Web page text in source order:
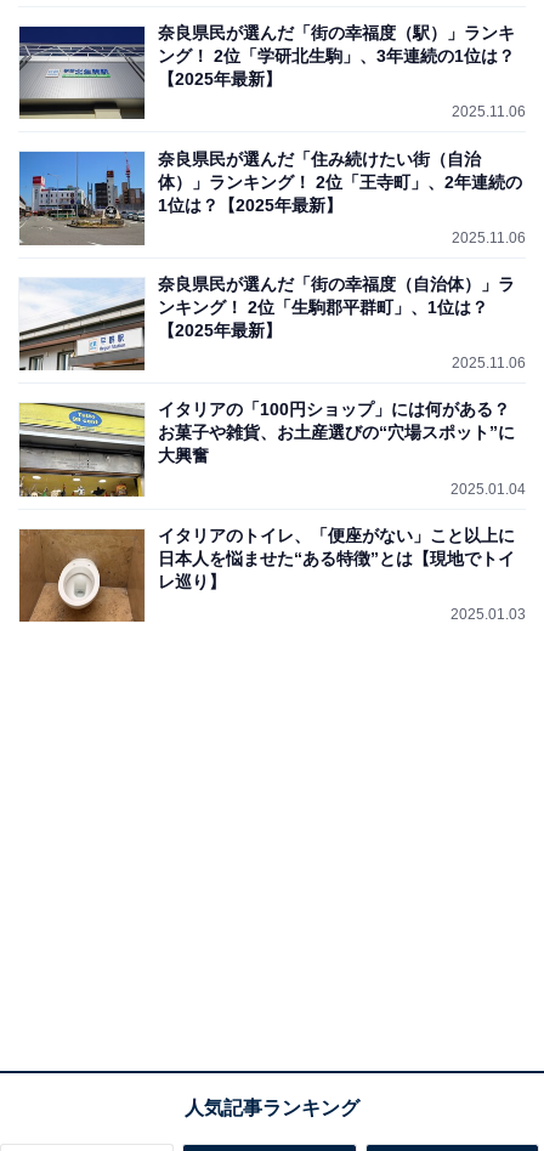
奈良県民が選んだ「街の幸福度（駅）」ランキ
ング！ 2位「学研北生駒」、3年連続の1位は？
【2025年最新】
2025.11.06
奈良県民が選んだ「住み続けたい街（自治
体）」ランキング！ 2位「王寺町」、2年連続の
1位は？【2025年最新】
2025.11.06
奈良県民が選んだ「街の幸福度（自治体）」ラ
ンキング！ 2位「生駒郡平群町」、1位は？
【2025年最新】
2025.11.06
イタリアの「100円ショップ」には何がある？
お菓子や雑貨、お土産選びの“穴場スポット”に
大興奮
2025.01.04
イタリアのトイレ、「便座がない」こと以上に
日本人を悩ませた“ある特徴”とは【現地でトイ
レ巡り】
2025.01.03